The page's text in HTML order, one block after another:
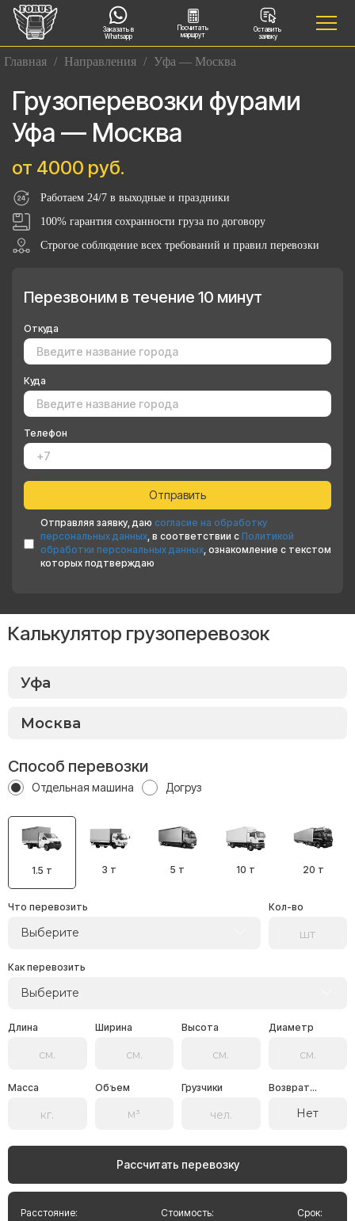
Заказать в
Whatsapp
Посчитать
маршрут
Оставить
заявку
Главная / Направления / Уфа — Москва
Грузоперевозки фурами
Уфа — Москва
от 4000 руб.
Работаем 24/7 в выходные и праздники
100% гарантия сохранности груза по договору
Строгое соблюдение всех требований и правил перевозки
Перезвоним в течение 10 минут
Откуда
Куда
Телефон
Отправляя заявку, даю согласие на обработку
персональных данных, в соответствии с Политикой
обработки персональных данных, ознакомление с текстом
которых подтверждаю
Калькулятор грузоперевозок
Способ перевозки
Отдельная машина Догруз
1.5 т 3 т 5 т 10 т 20 т
Что перевозить
Выберите
Кол-во
Как перевозить
Выберите
Длина Ширина Высота Диаметр
Масса Объем Грузчики Возврат...
Нет
Рассчитать перевозку
Стоимость:
Расстояние: Срок: